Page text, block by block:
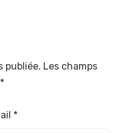
publiée. Les champs
*
*